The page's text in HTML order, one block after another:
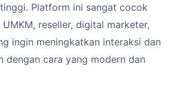
Platform ini sangat cocok
reseller, digital marketer,
ingin meningkatkan interaksi dan
dengan cara yang modern dan